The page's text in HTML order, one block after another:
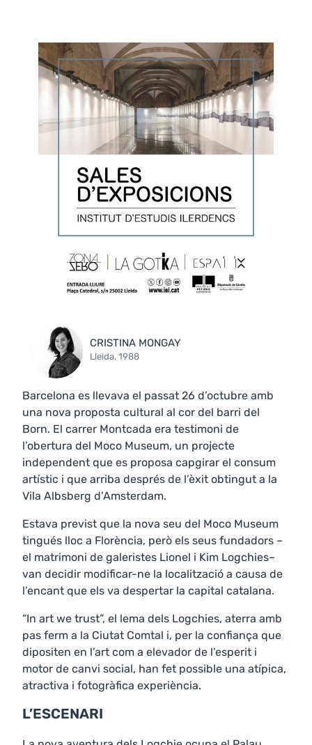
CRISTINA MONGAY
Lleida, 1988
Barcelona es llevava el passat 26 d’octubre amb
una nova proposta cultural al cor del barri del
Born. El carrer Montcada era testimoni de
l’obertura del Moco Museum, un projecte
independent que es proposa capgirar el consum
artístic i que arriba després de l’èxit obtingut a la
Vila Albsberg d’Amsterdam.
Estava previst que la nova seu del Moco Museum
tingués lloc a Florència, però els seus fundadors –
el matrimoni de galeristes Lionel i Kim Logchies–
van decidir modificar-ne la localització a causa de
l’encant que els va despertar la capital catalana.
“In art we trust”, el lema dels Logchies, aterra amb
pas ferm a la Ciutat Comtal i, per la confiança que
dipositen en l’art com a elevador de l’esperit i
motor de canvi social, han fet possible una atípica,
atractiva i fotogràfica experiència.
L’ESCENARI